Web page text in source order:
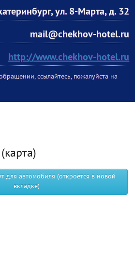
ул. 8-Марта, д. 32
mail@chekhov-hotel.ru
http://www.chekhov-hotel.ru
ссылайтесь, пожалуйста на
для автомобиля (откроется в новой
вкладке)